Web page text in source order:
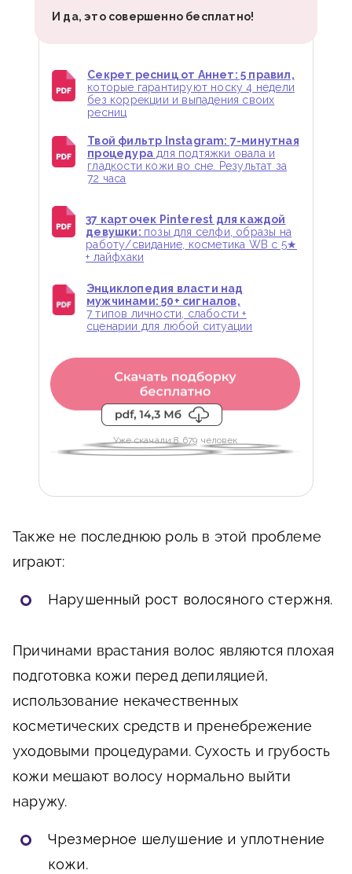
И да, это совершенно бесплатно!
Секрет ресниц от Аннет: 5 правил,
которые гарантируют носку 4 недели
без коррекции и выпадения своих
ресниц
Твой фильтр Instagram: 7-минутная
процедурадля подтяжки овала и
гладкости кожи во сне. Результат за
72 часа
Уже скачали 8 679 человек
37 карточек Pinterest для каждой
девушки: позы для селфи, образы на
работу/свидание, косметика WB с 5★
+ лайфхаки
Энциклопедия власти над
мужчинами: 50+ сигналов,
7 типов личности, слабости +
сценарии для любой ситуации
Также не последнюю роль в этой проблеме
играют:
Нарушенный рост волосяного стержня.
Причинами врастания волос являются плохая
подготовка кожи перед депиляцией,
использование некачественных
косметических средств и пренебрежение
уходовыми процедурами. Сухость и грубость
кожи мешают волосу нормально выйти
наружу.
Чрезмерное шелушение и уплотнение
кожи.